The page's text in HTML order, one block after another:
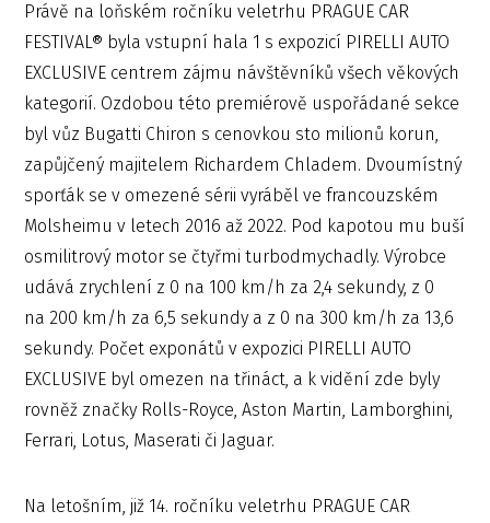
Právě na loňském ročníku veletrhu PRAGUE CAR
FESTIVAL® byla vstupní hala 1 s expozicí PIRELLI AUTO
EXCLUSIVE centrem zájmu návštěvníků všech věkových
kategorií. Ozdobou této premiérově uspořádané sekce
byl vůz Bugatti Chiron s cenovkou sto milionů korun,
zapůjčený majitelem Richardem Chladem. Dvoumístný
sporťák se v omezené sérii vyráběl ve francouzském
Molsheimu v letech 2016 až 2022. Pod kapotou mu buší
osmilitrový motor se čtyřmi turbodmychadly. Výrobce
udává zrychlení z 0 na 100 km/h za 2,4 sekundy, z 0
na 200 km/h za 6,5 sekundy a z 0 na 300 km/h za 13,6
sekundy. Počet exponátů v expozici PIRELLI AUTO
EXCLUSIVE byl omezen na třináct, a k vidění zde byly
rovněž značky Rolls-Royce, Aston Martin, Lamborghini,
Ferrari, Lotus, Maserati či Jaguar.
Na letošním, již 14. ročníku veletrhu PRAGUE CAR